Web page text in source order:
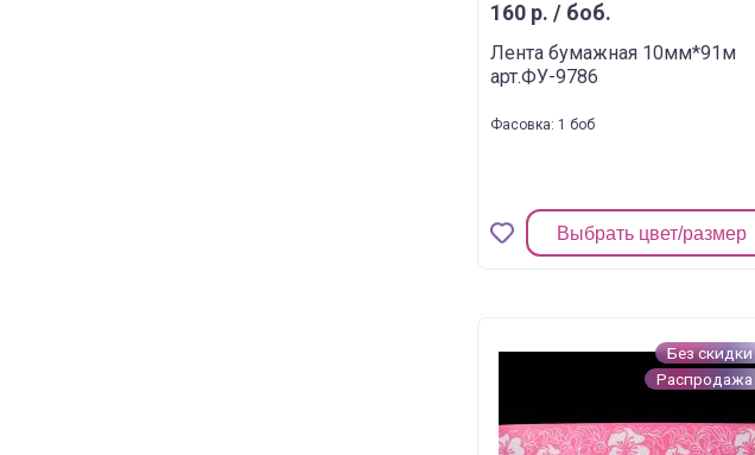
160 р. / боб.
Лента бумажная 10мм*91м
арт.ФУ-9786
Фасовка: 1 боб
Выбрать цвет/размер
Без скидки
Распродажа